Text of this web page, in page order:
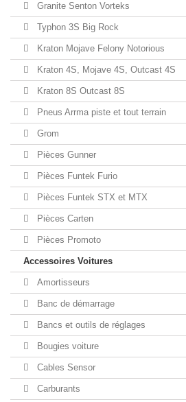
Granite Senton Vorteks
Typhon 3S Big Rock
Kraton Mojave Felony Notorious
Kraton 4S, Mojave 4S, Outcast 4S
Kraton 8S Outcast 8S
Pneus Arrma piste et tout terrain
Grom
Pièces Gunner
Pièces Funtek Furio
Pièces Funtek STX et MTX
Pièces Carten
Pièces Promoto
Accessoires Voitures
Amortisseurs
Banc de démarrage
Bancs et outils de réglages
Bougies voiture
Cables Sensor
Carburants